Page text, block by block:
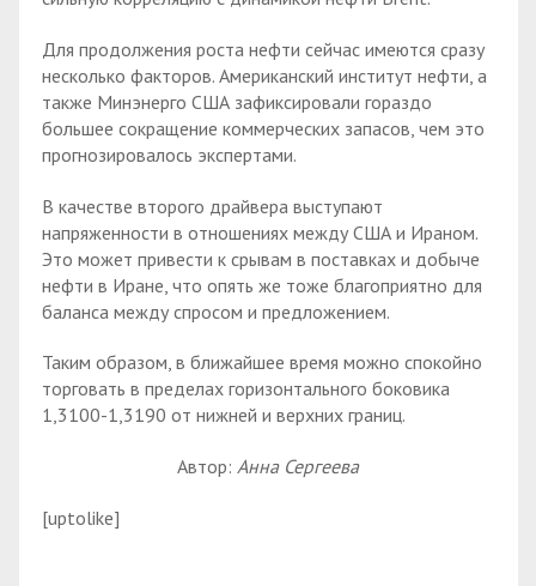
Для продолжения роста нефти сейчас имеются сразу
несколько факторов. Американский институт нефти, а
также Минэнерго США зафиксировали гораздо
большее сокращение коммерческих запасов, чем это
прогнозировалось экспертами.
В качестве второго драйвера выступают
напряженности в отношениях между США и Ираном.
Это может привести к срывам в поставках и добыче
нефти в Иране, что опять же тоже благоприятно для
баланса между спросом и предложением.
Таким образом, в ближайшее время можно спокойно
торговать в пределах горизонтального боковика
1,3100-1,3190 от нижней и верхних границ.
Автор: Анна Сергеева
[uptolike]